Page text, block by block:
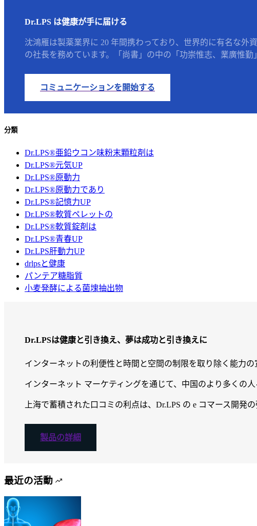
Dr.LPS は健康が手に届ける
沈鴻雁は製薬業界に 20 年間携わっており、世界的に有名な
の社長を務めています。「尚書」の中の「功崇惟志、業廣惟勤
コミュニケーションを開始する
分類
Dr.LPS®亜鉛ウコン味粉末顆粒剤は
Dr.LPS®元気UP
Dr.LPS®原動力
Dr.LPS®原動力であり
Dr.LPS®記憶力UP
Dr.LPS®軟質ペレットの
Dr.LPS®軟質錠剤は
Dr.LPS®青春UP
Dr.LPS肝動力UP
drlpsと健康
パンテア糖脂質
小麦発酵による菌塊抽出物
Dr.LPSは健康と引き換え、夢は成功と引き換えに
インターネットの利便性と時間と空間の制限を取り除く能力
インターネット マーケティングを通じて、中国のより多くの
上海で蓄積された口コミの利点は、Dr.LPS の e コマース開発
製品の詳細
最近の活動